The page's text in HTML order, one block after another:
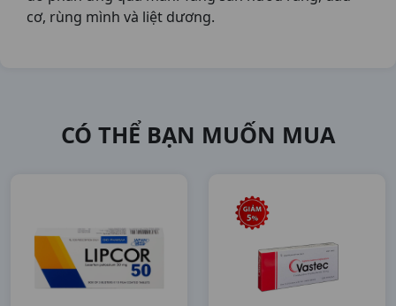
cơ, rùng mình và liệt dương.
CÓ THỂ BẠN MUỐN MUA